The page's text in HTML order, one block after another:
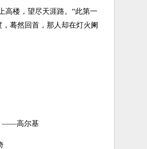
楼，望尽天涯路。”此第一
蓦然回首，那人却在灯火阑
——高尔基